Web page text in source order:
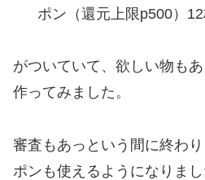
ポン（還元上限p500）
がついていて、欲しい物も
作ってみました。
審査もあっという間に終わ
ポンも使えるようになりまし